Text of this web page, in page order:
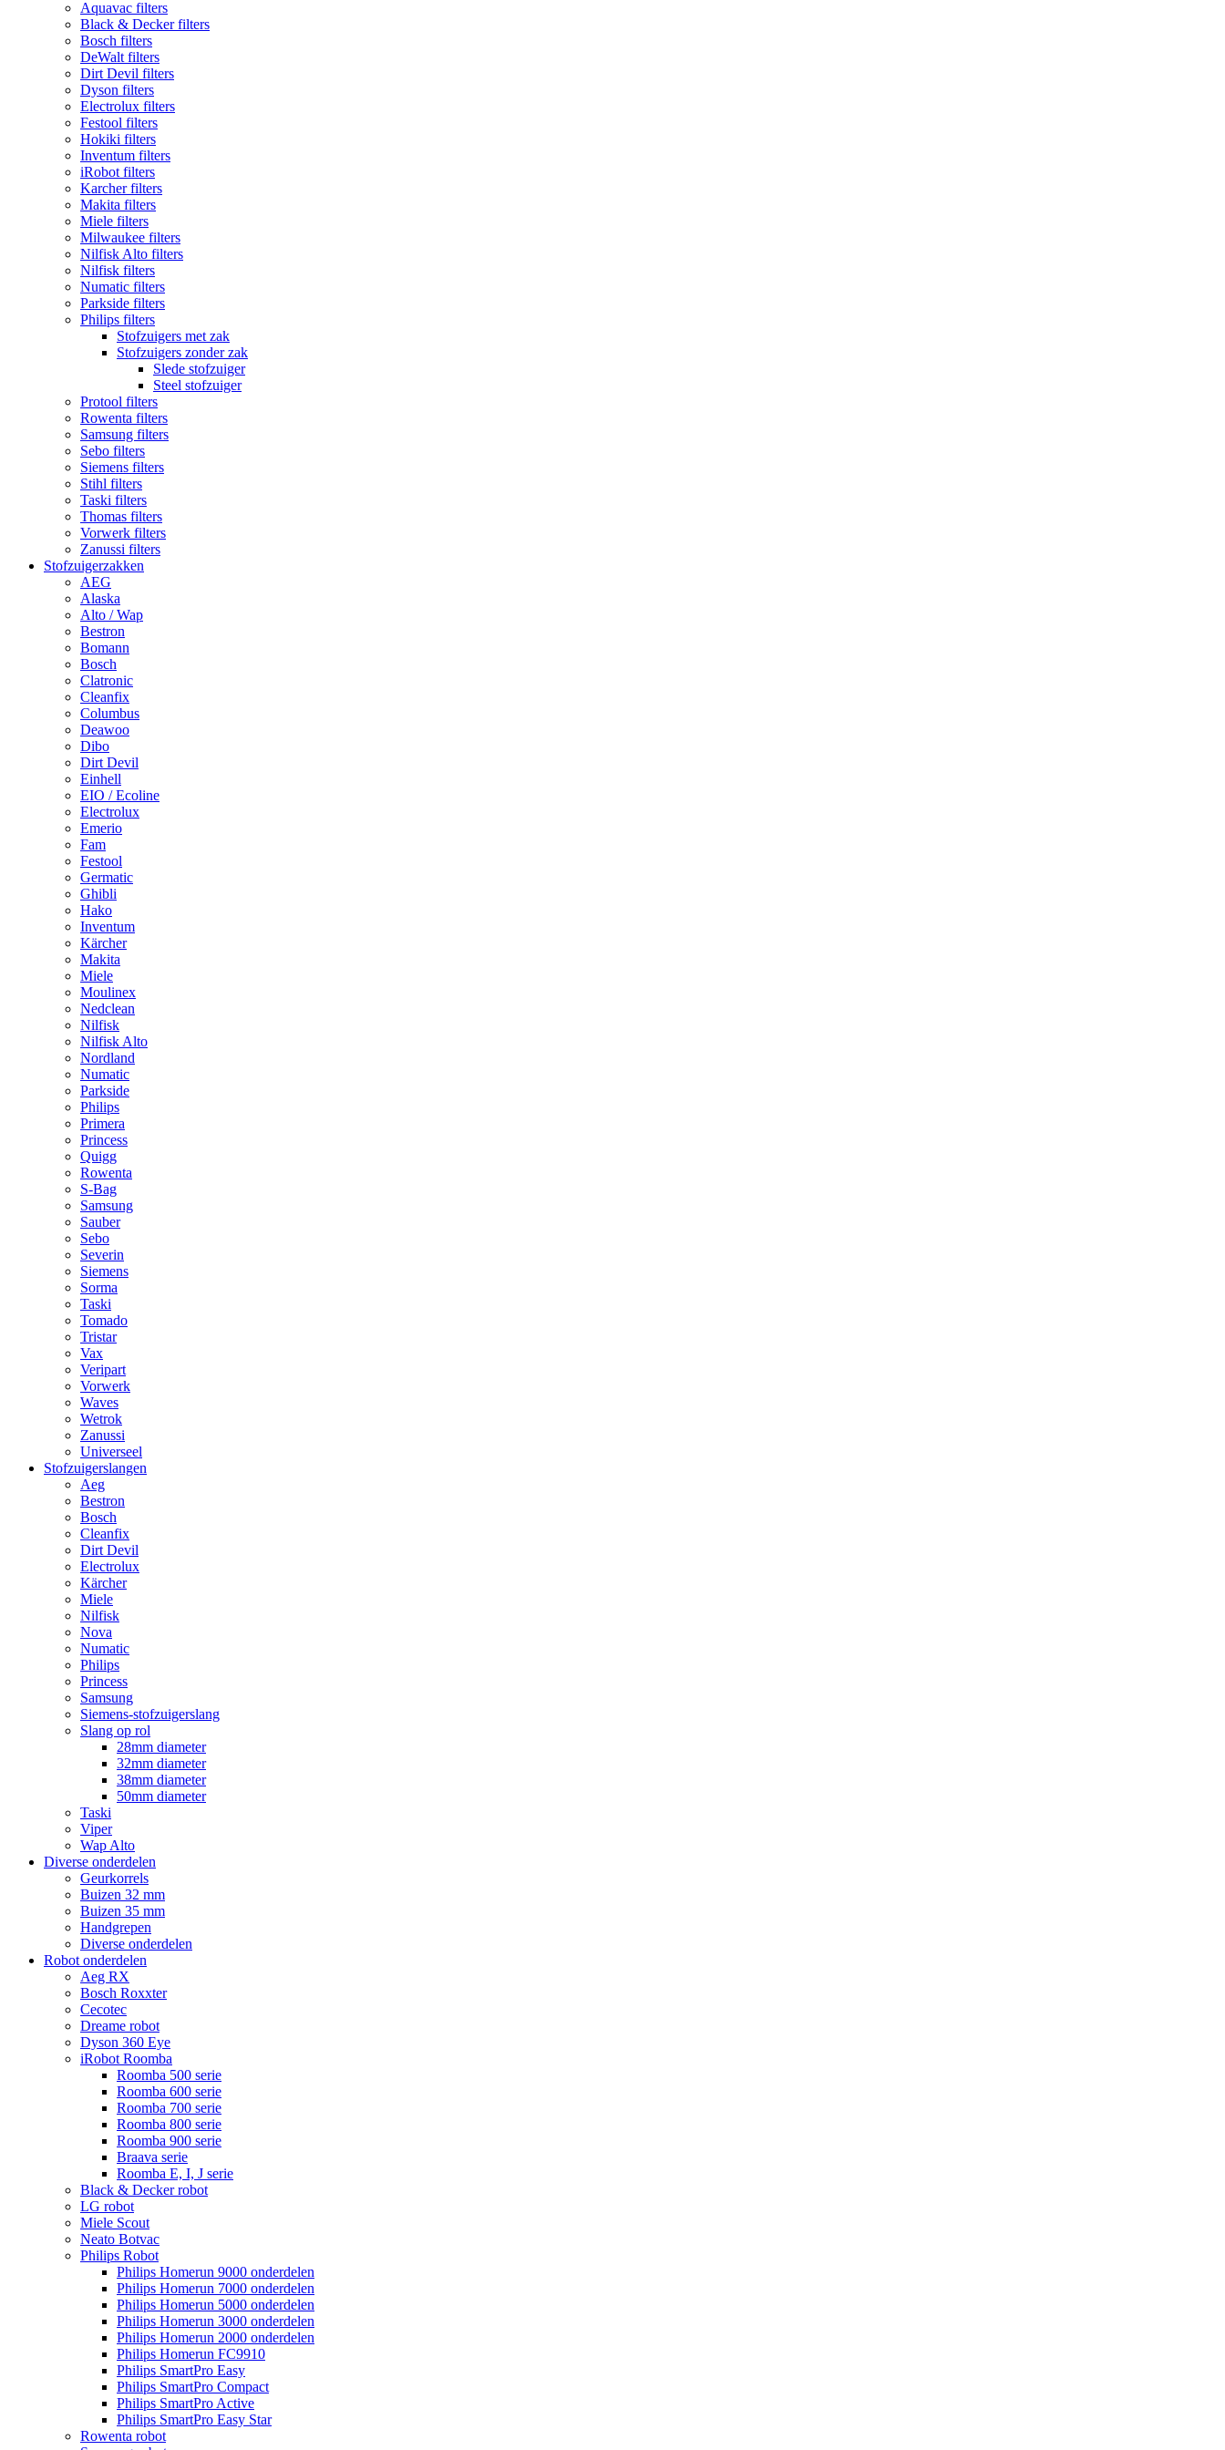
Aquavac filters
Black & Decker filters
Bosch filters
DeWalt filters
Dirt Devil filters
Dyson filters
Electrolux filters
Festool filters
Hokiki filters
Inventum filters
iRobot filters
Karcher filters
Makita filters
Miele filters
Milwaukee filters
Nilfisk Alto filters
Nilfisk filters
Numatic filters
Parkside filters
Philips filters
Stofzuigers met zak
Stofzuigers zonder zak
Slede stofzuiger
Steel stofzuiger
Protool filters
Rowenta filters
Samsung filters
Sebo filters
Siemens filters
Stihl filters
Taski filters
Thomas filters
Vorwerk filters
Zanussi filters
Stofzuigerzakken
AEG
Alaska
Alto / Wap
Bestron
Bomann
Bosch
Clatronic
Cleanfix
Columbus
Deawoo
Dibo
Dirt Devil
Einhell
EIO / Ecoline
Electrolux
Emerio
Fam
Festool
Germatic
Ghibli
Hako
Inventum
Kärcher
Makita
Miele
Moulinex
Nedclean
Nilfisk
Nilfisk Alto
Nordland
Numatic
Parkside
Philips
Primera
Princess
Quigg
Rowenta
S-Bag
Samsung
Sauber
Sebo
Severin
Siemens
Sorma
Taski
Tomado
Tristar
Vax
Veripart
Vorwerk
Waves
Wetrok
Zanussi
Universeel
Stofzuigerslangen
Aeg
Bestron
Bosch
Cleanfix
Dirt Devil
Electrolux
Kärcher
Miele
Nilfisk
Nova
Numatic
Philips
Princess
Samsung
Siemens-stofzuigerslang
Slang op rol
28mm diameter
32mm diameter
38mm diameter
50mm diameter
Taski
Viper
Wap Alto
Diverse onderdelen
Geurkorrels
Buizen 32 mm
Buizen 35 mm
Handgrepen
Diverse onderdelen
Robot onderdelen
Aeg RX
Bosch Roxxter
Cecotec
Dreame robot
Dyson 360 Eye
iRobot Roomba
Roomba 500 serie
Roomba 600 serie
Roomba 700 serie
Roomba 800 serie
Roomba 900 serie
Braava serie
Roomba E, I, J serie
Black & Decker robot
LG robot
Miele Scout
Neato Botvac
Philips Robot
Philips Homerun 9000 onderdelen
Philips Homerun 7000 onderdelen
Philips Homerun 5000 onderdelen
Philips Homerun 3000 onderdelen
Philips Homerun 2000 onderdelen
Philips Homerun FC9910
Philips SmartPro Easy
Philips SmartPro Compact
Philips SmartPro Active
Philips SmartPro Easy Star
Rowenta robot